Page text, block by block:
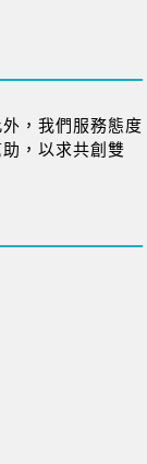
，我們服務態度
，以求共創雙